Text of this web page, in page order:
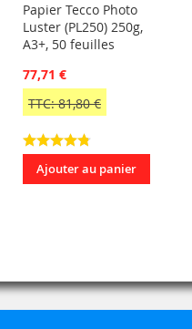
Papier Tecco Photo
Luster (PL250) 250g,
A3+, 50 feuilles
77,71 €
TTC: 81,80 €
Ajouter au panier